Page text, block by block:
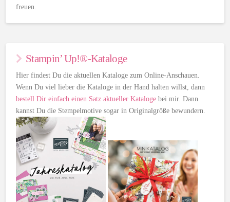
freuen.
Stampin’ Up!®-Kataloge
Hier findest Du die aktuellen Kataloge zum Online-Anschauen.
Wenn Du viel lieber die Kataloge in der Hand halten willst, dann
bestell Dir einfach einen Satz aktueller Kataloge bei mir. Dann
kannst Du die Stempelmotive sogar in Originalgröße bewundern.